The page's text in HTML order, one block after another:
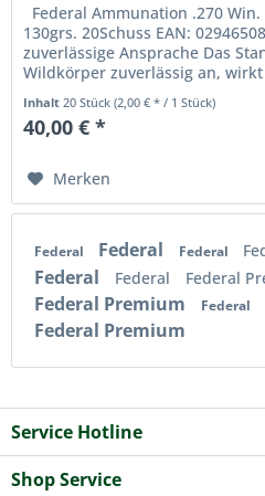
Federal Ammunation .270
130grs. 20Schuss EAN:
zuverlässige Ansprache Das
Wildkörper zuverlässig an,
Inhalt 20 Stück(2,00 € * / 1 Stück)
40,00 € *
Merken
Federal Federal Federal
Federal Federal Federal
Federal Premium Federal
Federal Premium
Service Hotline
Shop Service